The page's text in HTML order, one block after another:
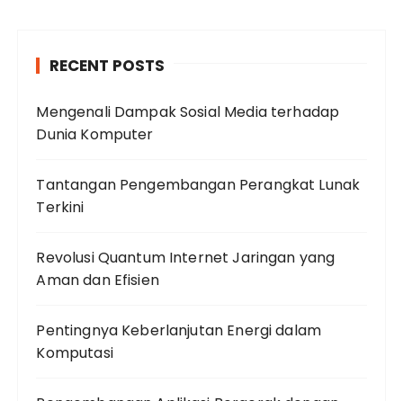
RECENT POSTS
Mengenali Dampak Sosial Media terhadap
Dunia Komputer
Tantangan Pengembangan Perangkat Lunak
Terkini
Revolusi Quantum Internet Jaringan yang
Aman dan Efisien
Pentingnya Keberlanjutan Energi dalam
Komputasi